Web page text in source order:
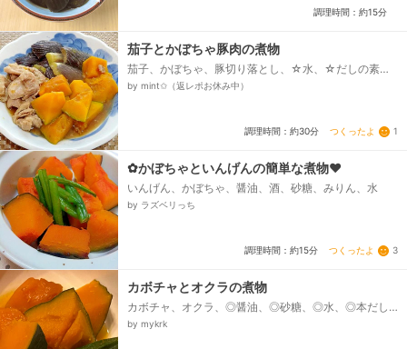
調理時間：約15分
茄子とかぼちゃ豚肉の煮物
茄子、かぼちゃ、豚切り落とし、☆水、☆だしの素、
☆しょうゆ、☆みりん、☆酒、☆さとう
by mint✩（返レポお休み中）
調理時間：約30分 つくったよ 1
✿かぼちゃといんげんの簡単な煮物❤
いんげん、かぼちゃ、醤油、酒、砂糖、みりん、水
by ラズベリっち
調理時間：約15分 つくったよ 3
カボチャとオクラの煮物
カボチャ、オクラ、◎醤油、◎砂糖、◎水、◎本だし、
◎みりん
by mykrk